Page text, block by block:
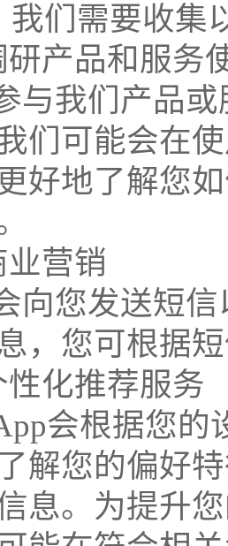
我们需要收集
研产品和服务
与我们产品
们可能会在
好地了解您
业营销
向您发送短
，您可根据
性化推荐服务
会根据您的
解您的偏好
息。为提升